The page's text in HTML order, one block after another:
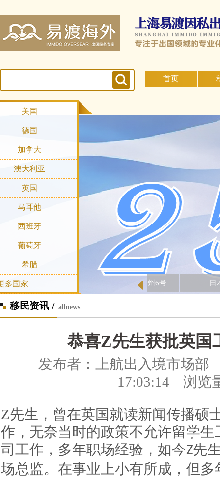
首页
美国
德国
加拿大
澳大利亚
英国
马耳他
西班牙
葡萄牙
希腊
多国家
移民资讯 / allnews
恭喜Z先生获批英国
发布者：上航出入境市场
17:03:14 浏览
Z先生，曾在英国就读新闻传播硕
作，无奈当时的政策不允许留学
司工作，多年职场经验，如今Z先
场总监。在事业上小有所成，但